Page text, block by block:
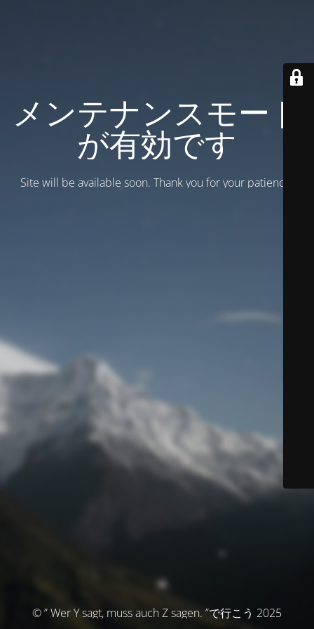
メンテナンスモード
が有効です
Site will be available soon. Thank you for your patience!
© ” Wer Y sagt, muss auch Z sagen. ”で行こう 2025